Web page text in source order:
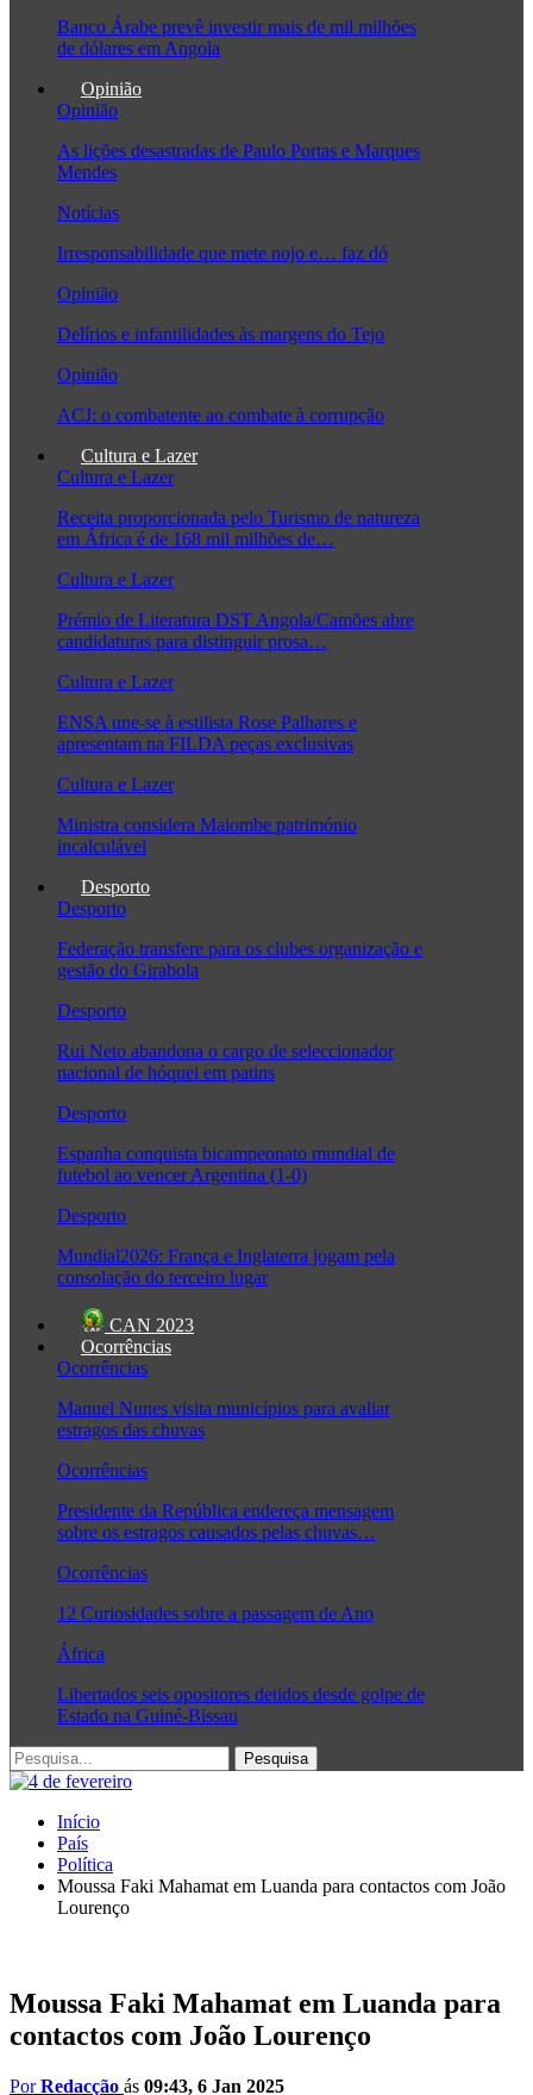
Banco Árabe prevê investir mais de mil milhões
de dólares em Angola
Opinião
Opinião
As lições desastradas de Paulo Portas e Marques
Mendes
Notícias
Irresponsabilidade que mete nojo e… faz dó
Opinião
Delírios e infantilidades às margens do Tejo
Opinião
ACJ: o combatente ao combate à corrupção
Cultura e Lazer
Cultura e Lazer
Receita proporcionada pelo Turismo de natureza
em África é de 168 mil milhões de…
Cultura e Lazer
Prémio de Literatura DST Angola/Camões abre
candidaturas para distinguir prosa…
Cultura e Lazer
ENSA une-se à estilista Rose Palhares e
apresentam na FILDA peças exclusivas
Cultura e Lazer
Ministra considera Maiombe património
incalculável
Desporto
Desporto
Federação transfere para os clubes organização e
gestão do Girabola
Desporto
Rui Neto abandona o cargo de seleccionador
nacional de hóquei em patins
Desporto
Espanha conquista bicampeonato mundial de
futebol ao vencer Argentina (1-0)
Desporto
Mundial2026: França e Inglaterra jogam pela
consolação do terceiro lugar
CAN 2023
Ocorrências
Ocorrências
Manuel Nunes visita municípios para avaliar
estragos das chuvas
Ocorrências
Presidente da República endereça mensagem
sobre os estragos causados pelas chuvas…
Ocorrências
12 Curiosidades sobre a passagem de Ano
África
Libertados seis opositores detidos desde golpe de
Estado na Guiné-Bissau
Início
País
Política
Moussa Faki Mahamat em Luanda para contactos com João
Lourenço
Moussa Faki Mahamat em Luanda para
contactos com João Lourenço
PorRedacção ás 09:43, 6 Jan 2025